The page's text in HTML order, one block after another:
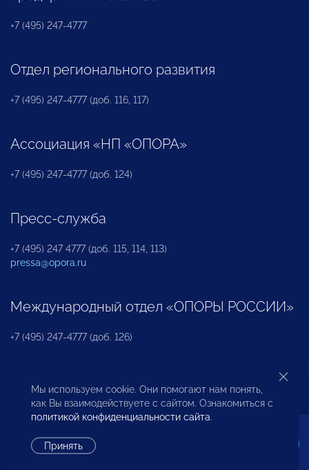
+7 (495) 247-4777
Отдел регионального развития
+7 (495) 247-4777 (доб. 116, 117)
Ассоциация «НП «ОПОРА»
+7 (495) 247-4777 (доб. 124)
Пресс-служба
+7 (495) 247 4777 (доб. 115, 114, 113)
pressa@opora.ru
Международный отдел «ОПОРЫ РОССИИ»
+7 (495) 247-4777 (доб. 126)
Бюро по защите прав предпринимателей и
инвесторов
Мы используем cookie. Они помогают нам понять,
как Вы взаимодействуете с сайтом. Ознакомиться с
политикой конфиденциальности сайта.
Принять